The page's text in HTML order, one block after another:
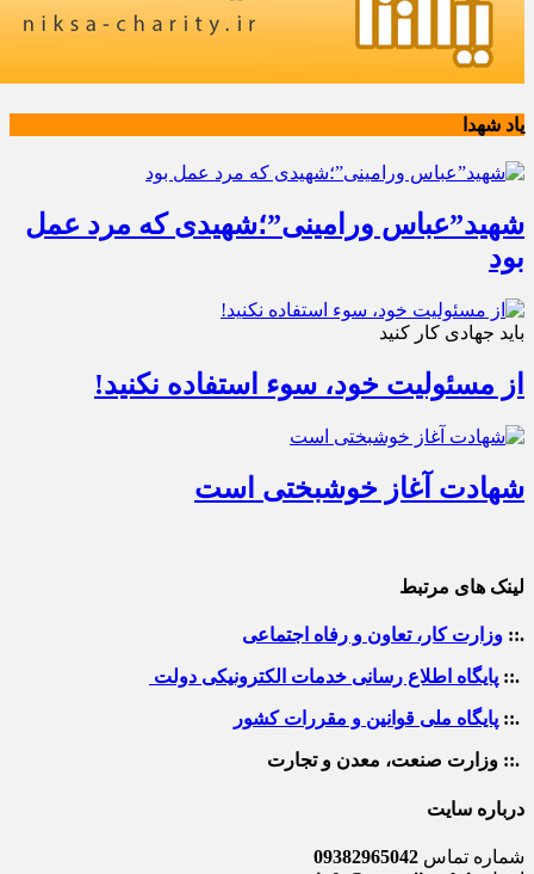
یاد شهدا
شهید”عباس ورامینی”؛شهیدی که مرد عمل
بود
باید جهادی کار کنید
از مسئولیت خود، سوء استفاده نکنید!
شهادت آغاز خوشبختی است
لینک های مرتبط
.:: وزارت کار، تعاون و رفاه اجتماعی
.:: پایگاه اطلاع رسانی خدمات الکترونیکی دولت
.:: پایگاه ملی قوانین و مقررات کشور
.:: وزارت صنعت، معدن و تجارت
درباره سایت
شماره تماس 09382965042